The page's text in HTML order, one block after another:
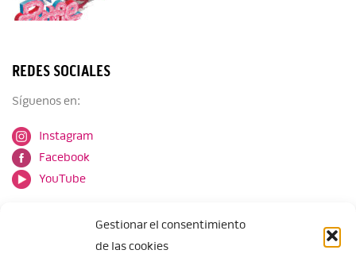
Gestionar el consentimiento
de las cookies
REDES SOCIALES
Síguenos en:
Instagram
Facebook
YouTube